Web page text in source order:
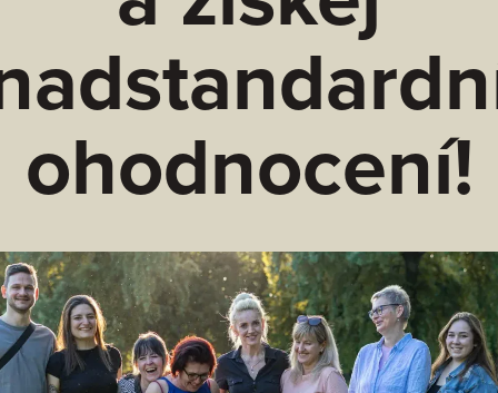
ohodnocení!